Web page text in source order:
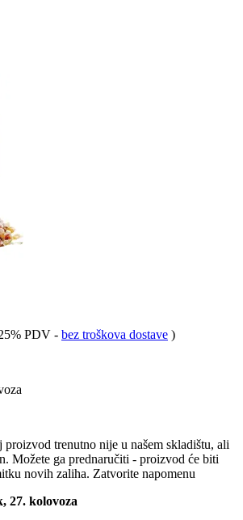
PDV - bez troškova dostave )
proizvod trenutno nije u našem skladištu, ali
Možete ga prednaručiti - proizvod će biti
novih zaliha. Zatvorite napomenu
27. kolovoza